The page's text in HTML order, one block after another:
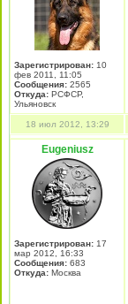
Зарегистрирован: 10
фев 2011, 11:05
Сообщения: 2565
Откуда: РСФСР,
Ульяновск
18 июл 2012, 13:29
Eugeniusz
Зарегистрирован: 17
мар 2012, 16:33
Сообщения: 683
Откуда: Москва